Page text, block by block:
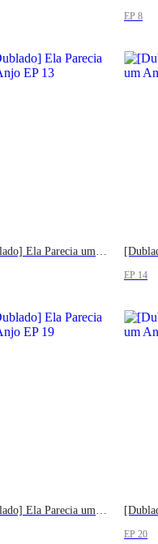
EP 8
[Dublado] Ela Parecia um Anjo
EP 14
[Dublado] Ela Parecia um Anjo
EP 20